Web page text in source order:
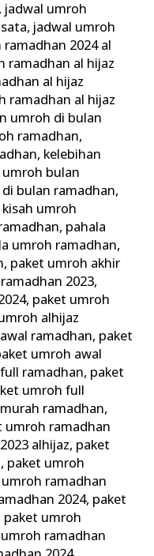
jadwal umroh
, jadwal umroh
2024 al
ramadhan al hijaz
al hijaz
ramadhan al hijaz
umroh di bulan
ramadhan,
, kelebihan
bulan
bulan ramadhan,
kisah umroh
, pahala
umroh ramadhan,
, paket umroh akhir
2023,
, paket umroh
alhijaz
ramadhan, paket
umroh awal
ramadhan, paket
umroh full
ramadhan,
umroh ramadhan
alhijaz, paket
, paket umroh
ramadhan
2024, paket
paket umroh
ramadhan